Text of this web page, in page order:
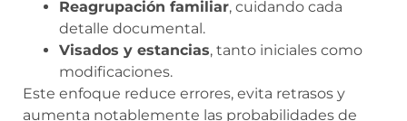
Reagrupación familiar, cuidando cada
detalle documental.
Visados y estancias, tanto iniciales como
modificaciones.
Este enfoque reduce errores, evita retrasos y
aumenta notablemente las probabilidades de